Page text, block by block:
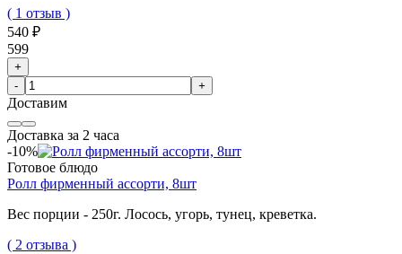
( 1 отзыв )
540 ₽
599
+
-
+
Доставим
Доставка за 2 часа
-10%
Готовое блюдо
Ролл фирменный ассорти, 8шт
Вес порции - 250г. Лосось, угорь, тунец, креветка.
( 2 отзыва )